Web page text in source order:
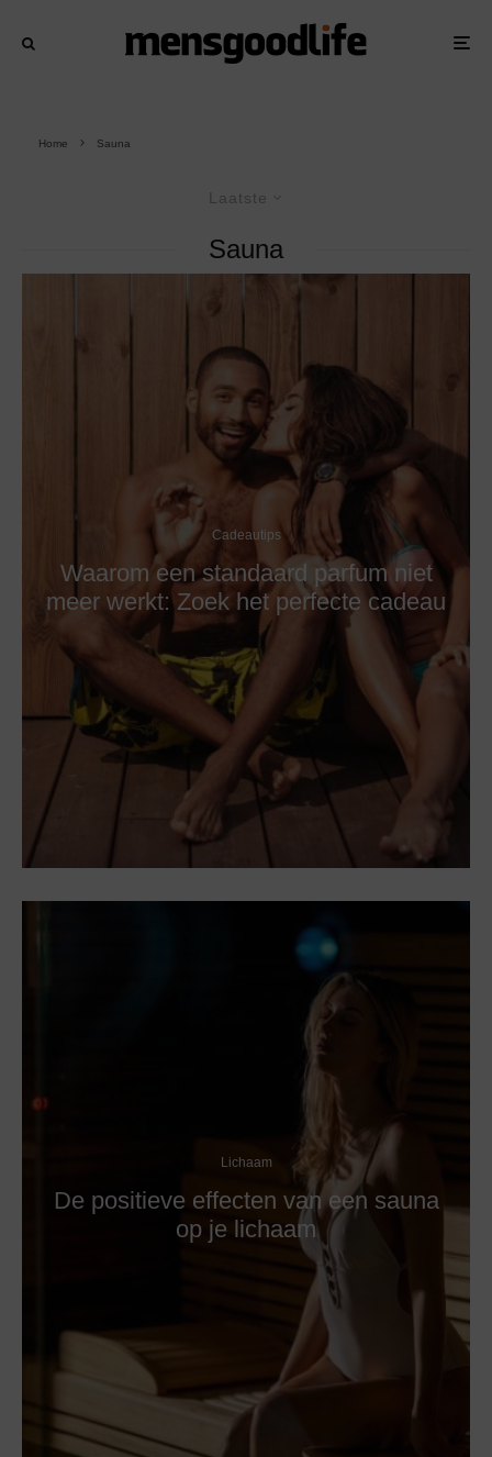
Home Sauna
Laatste
Sauna
Cadeautips
Waarom een standaard parfum niet
meer werkt: Zoek het perfecte cadeau
Lichaam
De positieve effecten van een sauna
op je lichaam